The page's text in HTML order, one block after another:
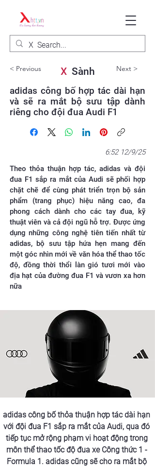
< Previous XSành Next >
adidas công bố hợp tác dài hạn
và sẽ ra mắt bộ sưu tập dành
riêng cho đội đua Audi F1
6:52 12/9/25
Theo thỏa thuận hợp tác, adidas và đội
đua F1 sắp ra mắt của Audi sẽ phối hợp
chặt chẽ để cùng phát triển trọn bộ sản
phẩm (trang phục) hiệu năng cao, đa
phong cách dành cho các tay đua, kỹ
thuật viên và cả đội ngũ hỗ trợ. Được ứng
dụng những công nghệ tiên tiến nhất từ
adidas, bộ sưu tập hứa hẹn mang đến
một góc nhìn mới về văn hóa thể thao tốc
độ, đồng thời thổi làn gió tươi mới vào
địa hạt của đường đua F1 và vươn xa hơn
nữa
adidas công bố thỏa thuận hợp tác dài hạn
với đội đua F1 sắp ra mắt của Audi, qua đó
tiếp tục mở rộng phạm vi hoạt động trong
môn thể thao tốc độ đua xe Công thức 1 -
Formula 1. adidas cũng sẽ cho ra mắt bộ